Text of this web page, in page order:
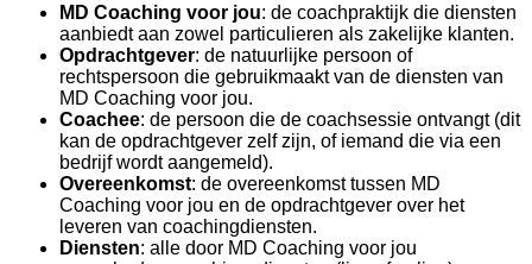
MD Coaching voor jou: de coachpraktijk die diensten
aanbiedt aan zowel particulieren als zakelijke klanten.
Opdrachtgever: de natuurlijke persoon of
rechtspersoon die gebruikmaakt van de diensten van
MD Coaching voor jou.
Coachee: de persoon die de coachsessie ontvangt (dit
kan de opdrachtgever zelf zijn, of iemand die via een
bedrijf wordt aangemeld).
Overeenkomst: de overeenkomst tussen MD
Coaching voor jou en de opdrachtgever over het
leveren van coachingdiensten.
Diensten: alle door MD Coaching voor jou